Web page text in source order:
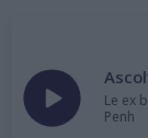
Le ex
Penh